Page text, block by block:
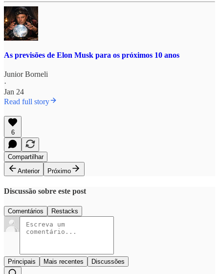
As previsões de Elon Musk para os próximos 10 anos
Junior Borneli
·
Jan 24
Read full story
6
Compartilhar
Anterior
Próximo
Discussão sobre este post
Comentários Restacks
Principais Mais recentes Discussões